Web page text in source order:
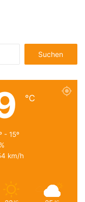
nach:
℃
- 15º
km/h